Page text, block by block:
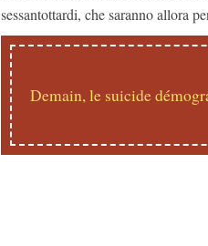
sessantottardi, che saranno allora
Demain, le suicide